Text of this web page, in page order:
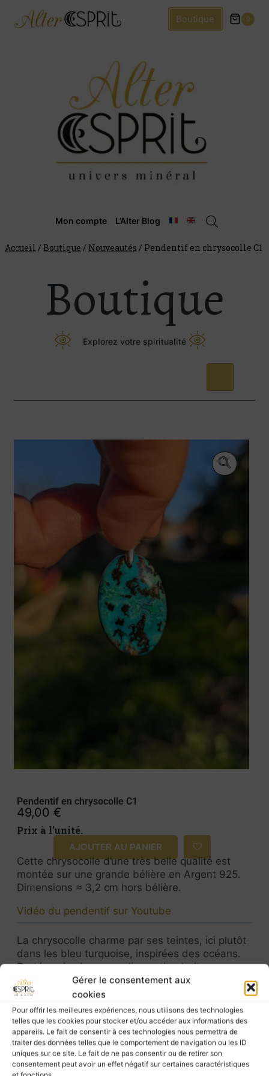
Gérer le consentement aux
cookies
Pour offrir les meilleures expériences, nous utilisons des technologies
telles que les cookies pour stocker et/ou accéder aux informations des
appareils. Le fait de consentir à ces technologies nous permettra de
traiter des données telles que le comportement de navigation ou les ID
uniques sur ce site. Le fait de ne pas consentir ou de retirer son
consentement peut avoir un effet négatif sur certaines caractéristiques
Boutique 0
Mon compte L’Alter Blog
Accueil / Boutique / Nouveautés / Pendentif en chrysocolle C1
Boutique
Explorez votre spiritualité
Pendentif en chrysocolle C1
49,00 €
Prix à l’unité.
AJOUTER AU PANIER
Cette chrysocolle d’une très belle qualité est
montée sur une grande bélière en Argent 925.
Dimensions ≈ 3,2 cm hors bélière.
Vidéo du pendentif sur Youtube
La chrysocolle charme par ses teintes, ici plutôt
dans les bleu turquoise, inspirées des océans.
Portée près du cœur, elle soutiendrait
l’expression de soi avec douceur et authenticité.
Souvent associée au chakra de la gorge et du
cœur, elle invite à communiquer plus
sereinement et à trouver l’équilibre émotionnel.
Chakra : Coeur, gorge.
La chrysocolle est une pierre liée aux énergies